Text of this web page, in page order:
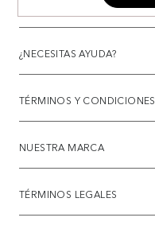
¿NECESITAS AYUDA?
TÉRMINOS Y CONDICIONES
NUESTRA MARCA
TÉRMINOS LEGALES